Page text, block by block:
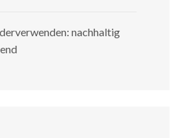
nachhaltig